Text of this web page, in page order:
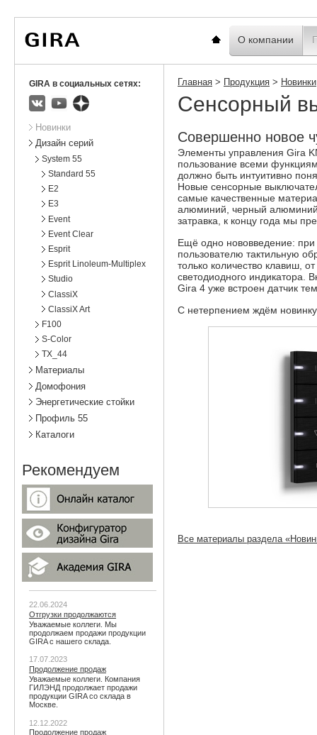
Главная
О компании
Главная > Продукция > Новинки
Сенсорный
Совершенно новое
Элементы управления Gira
пользование всеми
должно быть интуитивно
Новые сенсорные
самые качественные
алюминий, черный
затравка, к концу года мы
Ещё одно нововведение:
пользователю тактильную
только количество клавиш,
светодиодного индикатора.
Gira 4 уже встроен датчик
С нетерпением ждём
Все материалы раздела
GIRA в социальных сетях:
Подразделы
Новинки
Дизайн серий
System 55
Standard 55
E2
E3
Event
Event Clear
Esprit
Esprit Linoleum-Multiplex
Studio
ClassiX
ClassiX Art
F100
S-Color
TX_44
Материалы
Домофония
Энергетические стойки
Профиль 55
Каталоги
Рекомендуем
22.06.2024
Отгрузки продолжаются
Уважаемые коллеги. Мы
продолжаем продажи продукции
GIRA с нашего склада.
17.07.2023
Продолжение продаж
Уважаемые коллеги. Компания
ГИЛЭНД продолжает продажи
продукции GIRA со склада в
Москве.
12.12.2022
Продолжение продаж